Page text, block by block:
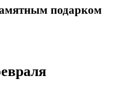
подарком